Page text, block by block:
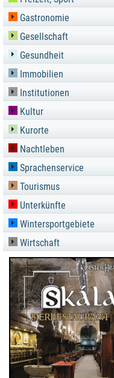
Gastronomie
Gesellschaft
Gesundheit
Immobilien
Institutionen
Kultur
Kurorte
Nachtleben
Sprachenservice
Tourismus
Unterkünfte
Wintersportgebiete
Wirtschaft